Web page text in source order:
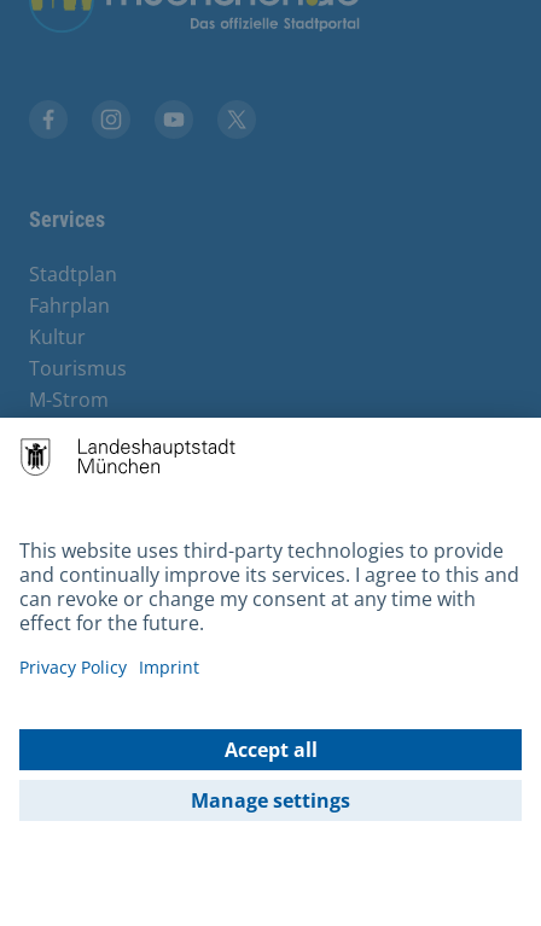
Services
Stadtplan
Fahrplan
Kultur
Tourismus
M-Strom
Hotels
Contact
Barrierefreiheit
Leichte Sprache
Gebärdensprache
Kontakt